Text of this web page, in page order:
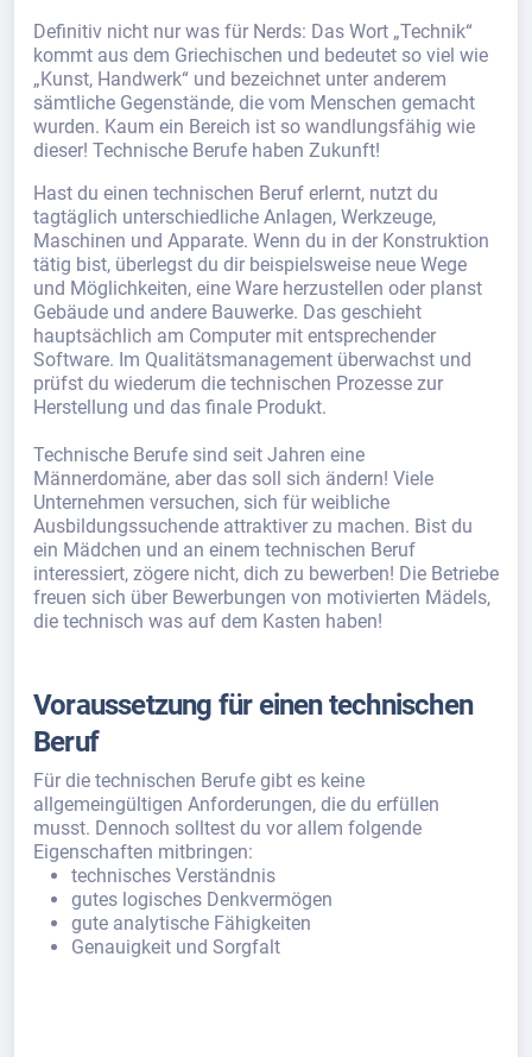
Definitiv nicht nur was für Nerds: Das Wort „Technik“
kommt aus dem Griechischen und bedeutet so viel wie
„Kunst, Handwerk“ und bezeichnet unter anderem
sämtliche Gegenstände, die vom Menschen gemacht
wurden. Kaum ein Bereich ist so wandlungsfähig wie
dieser! Technische Berufe haben Zukunft!
Hast du einen technischen Beruf erlernt, nutzt du
tagtäglich unterschiedliche Anlagen, Werkzeuge,
Maschinen und Apparate. Wenn du in der Konstruktion
tätig bist, überlegst du dir beispielsweise neue Wege
und Möglichkeiten, eine Ware herzustellen oder planst
Gebäude und andere Bauwerke. Das geschieht
hauptsächlich am Computer mit entsprechender
Software. Im Qualitätsmanagement überwachst und
prüfst du wiederum die technischen Prozesse zur
Herstellung und das finale Produkt.
Technische Berufe sind seit Jahren eine
Männerdomäne, aber das soll sich ändern! Viele
Unternehmen versuchen, sich für weibliche
Ausbildungssuchende attraktiver zu machen. Bist du
ein Mädchen und an einem technischen Beruf
interessiert, zögere nicht, dich zu bewerben! Die Betriebe
freuen sich über Bewerbungen von motivierten Mädels,
die technisch was auf dem Kasten haben!
Voraussetzung für einen technischen
Beruf
Für die technischen Berufe gibt es keine
allgemeingültigen Anforderungen, die du erfüllen
musst. Dennoch solltest du vor allem folgende
Eigenschaften mitbringen:
technisches Verständnis
gutes logisches Denkvermögen
gute analytische Fähigkeiten
Genauigkeit und Sorgfalt